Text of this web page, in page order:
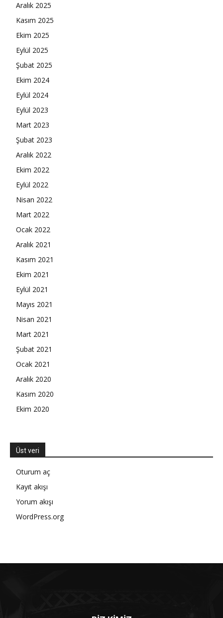
Aralık 2025
Kasım 2025
Ekim 2025
Eylül 2025
Şubat 2025
Ekim 2024
Eylül 2024
Eylül 2023
Mart 2023
Şubat 2023
Aralık 2022
Ekim 2022
Eylül 2022
Nisan 2022
Mart 2022
Ocak 2022
Aralık 2021
Kasım 2021
Ekim 2021
Eylül 2021
Mayıs 2021
Nisan 2021
Mart 2021
Şubat 2021
Ocak 2021
Aralık 2020
Kasım 2020
Ekim 2020
Üst veri
Oturum aç
Kayıt akışı
Yorum akışı
WordPress.org